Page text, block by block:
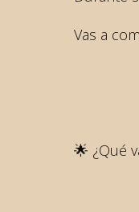
Vas a
🌟 ¿Qué